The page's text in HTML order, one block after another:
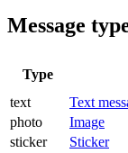
Message
Type
text
Text
photo
Image
sticker
Sticker